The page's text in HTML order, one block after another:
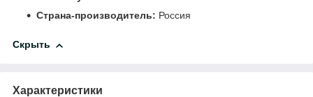
Страна-производитель: Россия
Скрыть
Характеристики